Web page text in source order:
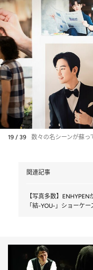
19 / 39 数々の名シーンが蘇っ
関連記事
【写真多数】
「結-YOU-」ショーケー